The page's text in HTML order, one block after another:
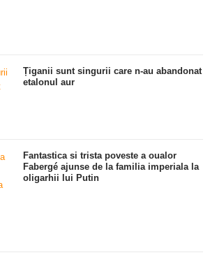
Țiganii sunt singurii care n-au abandonat
etalonul aur
Fantastica si trista poveste a oualor
Fabergé ajunse de la familia imperiala la
oligarhii lui Putin